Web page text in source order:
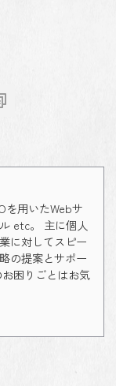
を用いたWebサ
etc。 主に個人
に対してスピー
の提案とサポー
困りごとはお気